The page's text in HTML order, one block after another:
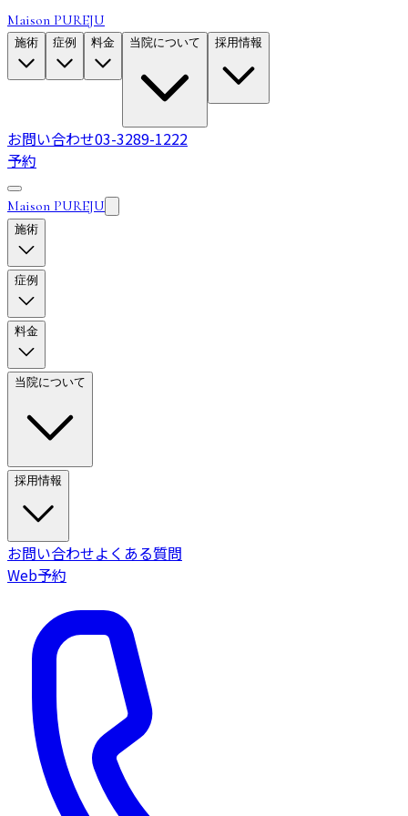
Maison PUREJU
施術 症例 料金 当院について 採用情報
お問い合わせ03-3289-1222
予約
Maison PUREJU
施術
症例
料金
当院について
採用情報
お問い合わせよくある質問
Web予約